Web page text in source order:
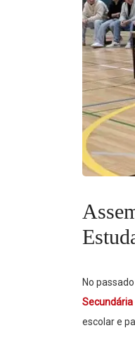
No passado
Secundária
escolar e